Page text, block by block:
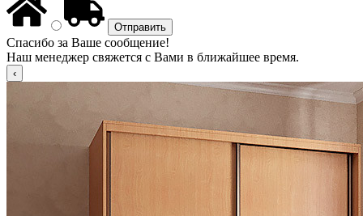
Спасибо за Ваше сообщение!
Наш менеджер свяжется с Вами в ближайшее время.